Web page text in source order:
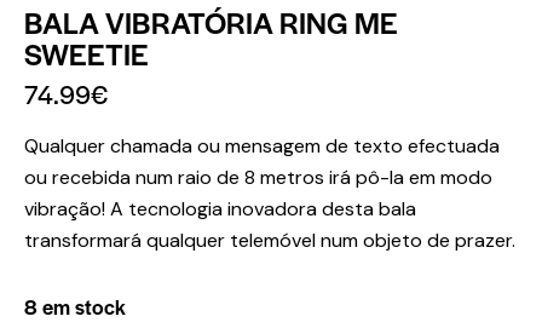
BALA VIBRATÓRIA RING ME
SWEETIE
74.99€
Qualquer chamada ou mensagem de texto efectuada
ou recebida num raio de 8 metros irá pô-la em modo
vibração! A tecnologia inovadora desta bala
transformará qualquer telemóvel num objeto de prazer.
8 em stock